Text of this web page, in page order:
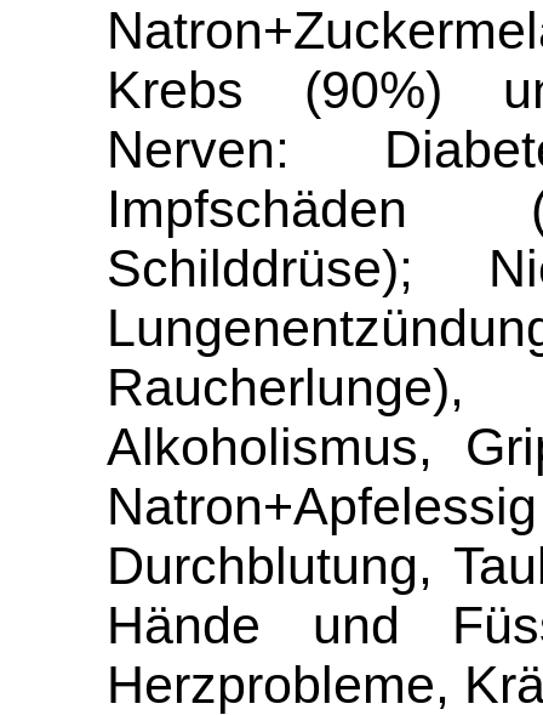
Krebs (90%)
Nerven:
Impfschäden
Schilddrüse);
Alkoholismus,
Durchblutung,
Hände und
Herzprobleme,